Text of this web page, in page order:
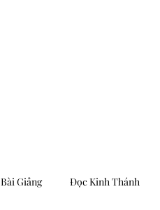
Bài Giảng Đọc Kinh Thánh